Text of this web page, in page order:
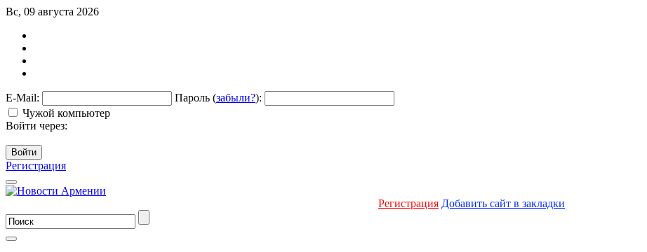
Вс, 09 августа 2026
E-Mail: Пароль (забыли?):
Чужой компьютер
Войти через:
Войти
Регистрация
Регистрация Добавить сайт в закладки